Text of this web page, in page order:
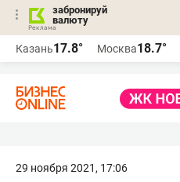
забронируй
валюту
Казань17.8° Москва18.7°
29 ноября 2021, 17:06